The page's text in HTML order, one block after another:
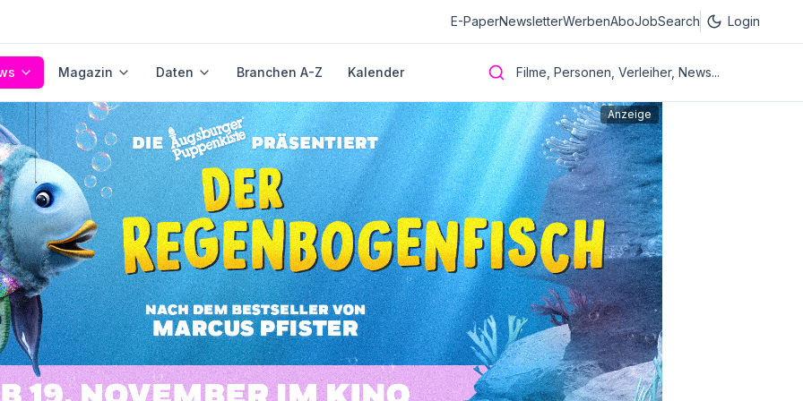
E-PaperNewsletterWerbenAboJobSearch Login
Magazin Daten Branchen A-Z Kalender Filme, Personen, Verleiher, News...
Anzeige